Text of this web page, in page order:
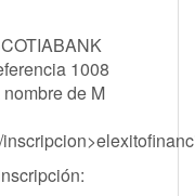
1008
de M